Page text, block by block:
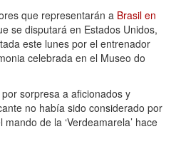
que representarán a Brasil en
se disputará en Estados Unidos,
este lunes por el entrenador
celebrada en el Museo do
sorpresa a aficionados y
no había sido considerado por
de la ‘Verdeamarela’ hace